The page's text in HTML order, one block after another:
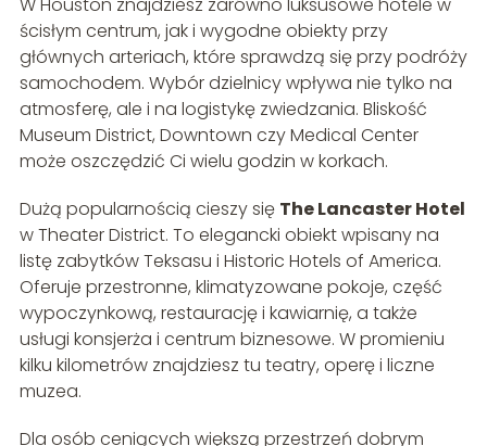
ścisłym centrum, jak i wygodne obiekty przy
głównych arteriach, które sprawdzą się przy podróży
samochodem. Wybór dzielnicy wpływa nie tylko na
atmosferę, ale i na logistykę zwiedzania. Bliskość
Museum District, Downtown czy Medical Center
może oszczędzić Ci wielu godzin w korkach.
Dużą popularnością cieszy się The Lancaster Hotel
w Theater District. To elegancki obiekt wpisany na
listę zabytków Teksasu i Historic Hotels of America.
Oferuje przestronne, klimatyzowane pokoje, część
wypoczynkową, restaurację i kawiarnię, a także
usługi konsjerża i centrum biznesowe. W promieniu
kilku kilometrów znajdziesz tu teatry, operę i liczne
muzea.
Dla osób ceniących większą przestrzeń dobrym